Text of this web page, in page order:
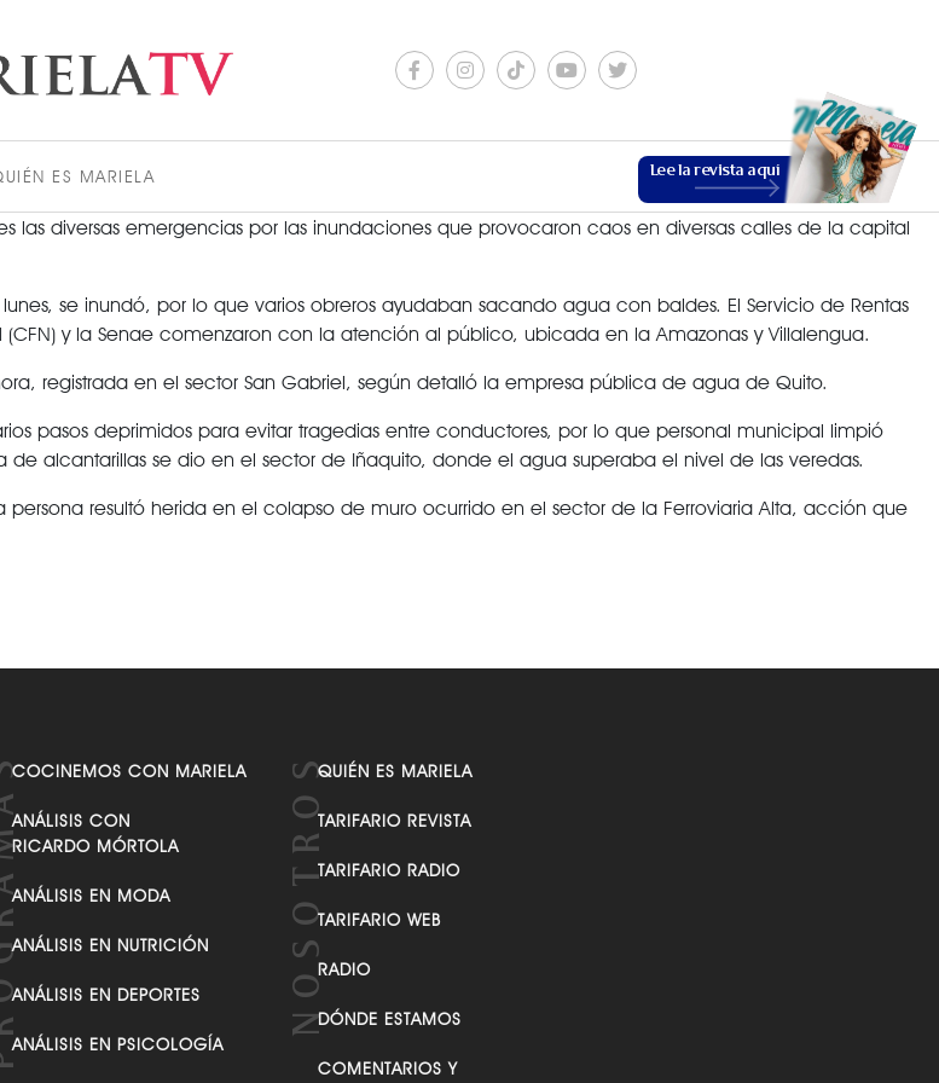
ES MARIELA Lee la revista aquí
ACTUALIDAD
VER MÁS
ESTILO DE VIDA
VER MÁS
las diversas emergencias por las inundaciones que provocaron caos en diversas calles de la capital
se inundó, por lo que varios obreros ayudaban sacando agua con baldes. El Servicio de Rentas
(CFN) y la Senae comenzaron con la atención al público, ubicada en la Amazonas y Villalengua.
registrada en el sector San Gabriel, según detalló la empresa pública de agua de Quito.
pasos deprimidos para evitar tragedias entre conductores, por lo que personal municipal limpió
alcantarillas se dio en el sector de Iñaquito, donde el agua superaba el nivel de las veredas.
resultó herida en el colapso de muro ocurrido en el sector de la Ferroviaria Alta, acción que
COCINEMOS CON MARIELA
ANÁLISIS CON
RICARDO MÓRTOLA
ANÁLISIS EN MODA
ANÁLISIS EN NUTRICIÓN
ANÁLISIS EN DEPORTES
ANÁLISIS EN PSICOLOGÍA
QUIÉN ES MARIELA
TARIFARIO REVISTA
TARIFARIO RADIO
TARIFARIO WEB
RADIO
DÓNDE ESTAMOS
COMENTARIOS Y